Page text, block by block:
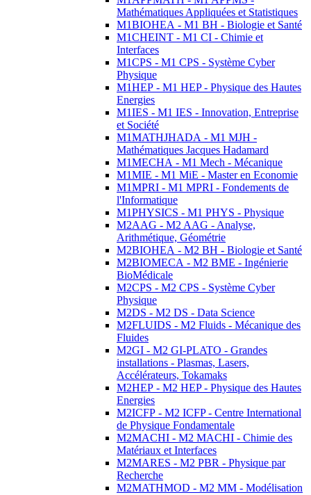
Mathématiques Appliquées et Statistiques
M1BIOHEA - M1 BH - Biologie et Santé
M1CHEINT - M1 CI - Chimie et
Interfaces
M1CPS - M1 CPS - Système Cyber
Physique
M1HEP - M1 HEP - Physique des Hautes
Energies
M1IES - M1 IES - Innovation, Entreprise
et Société
M1MATHJHADA - M1 MJH -
Mathématiques Jacques Hadamard
M1MECHA - M1 Mech - Mécanique
M1MIE - M1 MiE - Master en Economie
M1MPRI - M1 MPRI - Fondements de
l'Informatique
M1PHYSICS - M1 PHYS - Physique
M2AAG - M2 AAG - Analyse,
Arithmétique, Géométrie
M2BIOHEA - M2 BH - Biologie et Santé
M2BIOMECA - M2 BME - Ingénierie
BioMédicale
M2CPS - M2 CPS - Système Cyber
Physique
M2DS - M2 DS - Data Science
M2FLUIDS - M2 Fluids - Mécanique des
Fluides
M2GI - M2 GI-PLATO - Grandes
installations - Plasmas, Lasers,
Accélérateurs, Tokamaks
M2HEP - M2 HEP - Physique des Hautes
Energies
M2ICFP - M2 ICFP - Centre International
de Physique Fondamentale
M2MACHI - M2 MACHI - Chimie des
Matériaux et Interfaces
M2MARES - M2 PBR - Physique par
Recherche
M2MATHMOD - M2 MM - Modélisation